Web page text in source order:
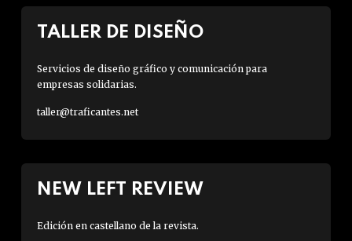
TALLER DE DISEÑO
Servicios de diseño gráfico y comunicación para
empresas solidarias.
taller@traficantes.net
NEW LEFT REVIEW
Edición en castellano de la revista.